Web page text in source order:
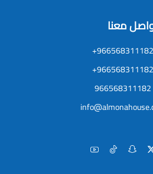
معنا
+966568311182
+966568311182
966568311182